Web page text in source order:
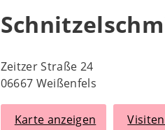
Zeitzer Straße 24
06667 Weißenfels
Karte anzeigen